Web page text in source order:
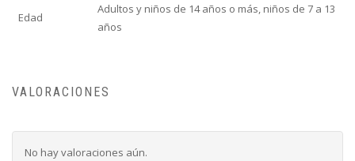
Edad
Adultos y niños de 14 años o más, niños de 7 a 13
años
VALORACIONES
No hay valoraciones aún.